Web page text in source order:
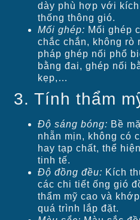
dày phù hợp với
thống thông gió.
Mối ghép: Mối ghép
chắc chắn, không rò
pháp ghép nối phổ
bằng đai, ghép nối
kẹp,…
3. Tính thẩm
Độ sáng bóng: Bề
nhẵn mịn, không có
hay tạp chất, thể
tinh tế.
Độ đồng đều: Kích
các chi tiết ống gió
thẩm mỹ cao và
quá trình lắp đặt.